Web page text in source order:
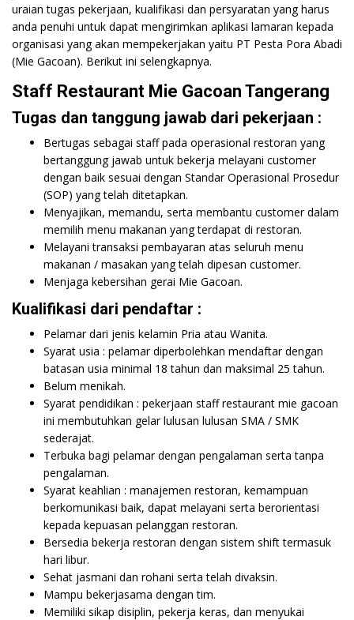
uraian tugas pekerjaan, kualifikasi dan persyaratan yang harus
anda penuhi untuk dapat mengirimkan aplikasi lamaran kepada
organisasi yang akan mempekerjakan yaitu PT Pesta Pora Abadi
(Mie Gacoan). Berikut ini selengkapnya.
Staff Restaurant Mie Gacoan Tangerang
Tugas dan tanggung jawab dari pekerjaan :
Bertugas sebagai staff pada operasional restoran yang
bertanggung jawab untuk bekerja melayani customer
dengan baik sesuai dengan Standar Operasional Prosedur
(SOP) yang telah ditetapkan.
Menyajikan, memandu, serta membantu customer dalam
memilih menu makanan yang terdapat di restoran.
Melayani transaksi pembayaran atas seluruh menu
makanan / masakan yang telah dipesan customer.
Menjaga kebersihan gerai Mie Gacoan.
Kualifikasi dari pendaftar :
Pelamar dari jenis kelamin Pria atau Wanita.
Syarat usia : pelamar diperbolehkan mendaftar dengan
batasan usia minimal 18 tahun dan maksimal 25 tahun.
Belum menikah.
Syarat pendidikan : pekerjaan staff restaurant mie gacoan
ini membutuhkan gelar lulusan lulusan SMA / SMK
sederajat.
Terbuka bagi pelamar dengan pengalaman serta tanpa
pengalaman.
Syarat keahlian : manajemen restoran, kemampuan
berkomunikasi baik, dapat melayani serta berorientasi
kepada kepuasan pelanggan restoran.
Bersedia bekerja restoran dengan sistem shift termasuk
hari libur.
Sehat jasmani dan rohani serta telah divaksin.
Mampu bekerjasama dengan tim.
Memiliki sikap disiplin, pekerja keras, dan menyukai